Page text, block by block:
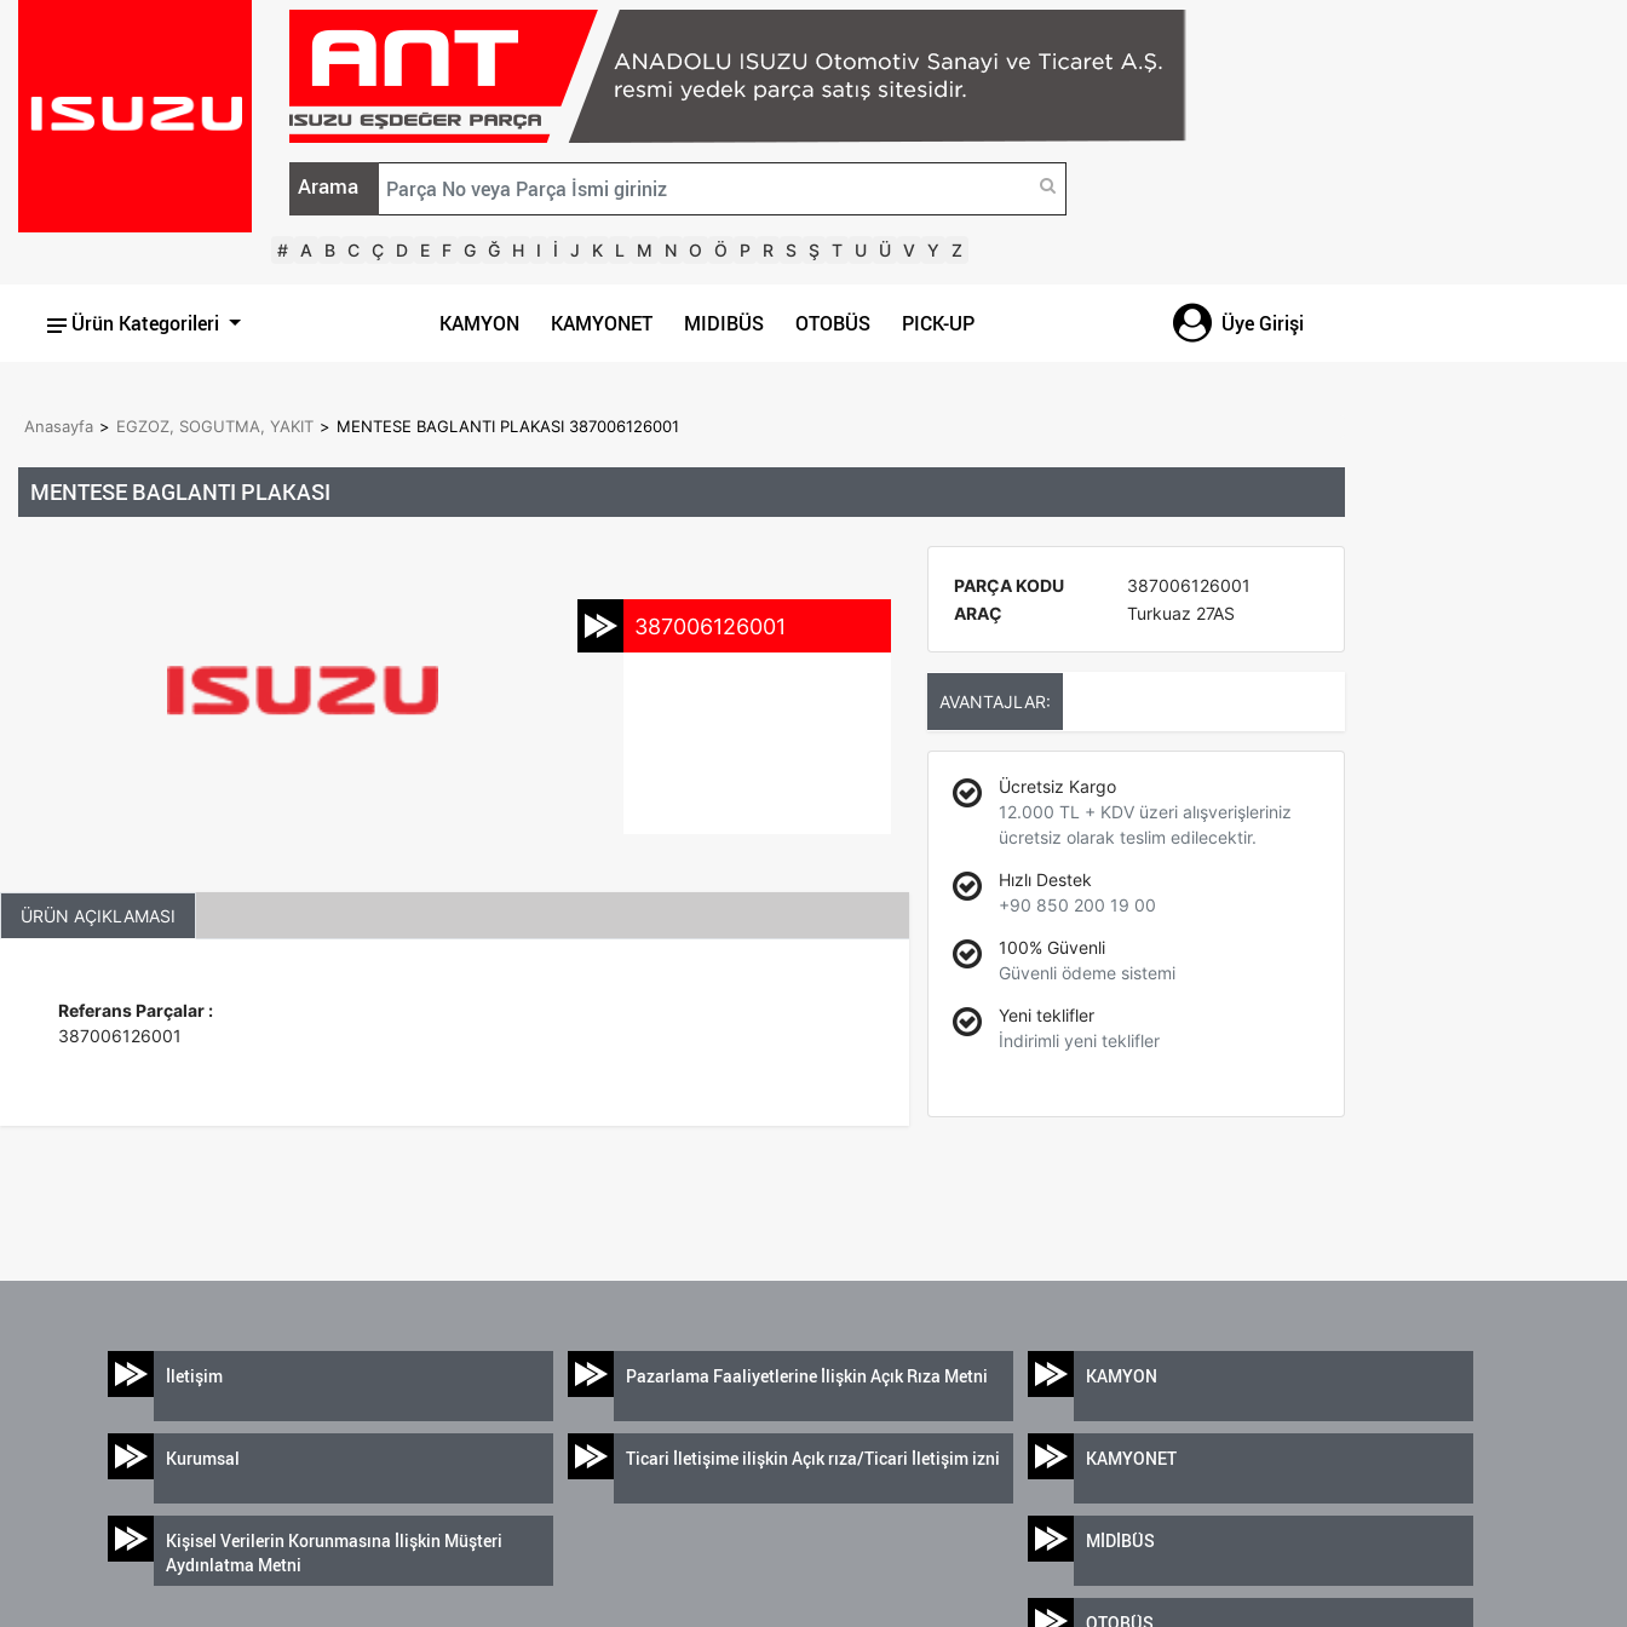
Arama
# A B C Ç D E F G Ğ H I İ J K L M N O Ö P R S Ş T U Ü V Y Z
Ürün Kategorileri KAMYON KAMYONET MIDIBÜS OTOBÜS PICK-UP Üye Girişi
Anasayfa > EGZOZ, SOGUTMA, YAKIT > MENTESE BAGLANTI PLAKASI 387006126001
MENTESE BAGLANTI PLAKASI
387006126001
ÜRÜN AÇIKLAMASI
Referans Parçalar :
387006126001
PARÇA KODU
387006126001
ARAÇ
Turkuaz 27AS
AVANTAJLAR:
Ücretsiz Kargo
12.000 TL + KDV üzeri alışverişleriniz
ücretsiz olarak teslim edilecektir.
Hızlı Destek
+90 850 200 19 00
100% Güvenli
Güvenli ödeme sistemi
Yeni teklifler
İndirimli yeni teklifler
İletişim
Kurumsal
Kişisel Verilerin Korunmasına İlişkin Müşteri
Aydınlatma Metni
Pazarlama Faaliyetlerine İlişkin Açık Rıza Metni
Ticari İletişime ilişkin Açık rıza/Ticari İletişim izni
KAMYON
KAMYONET
MİDİBÜS